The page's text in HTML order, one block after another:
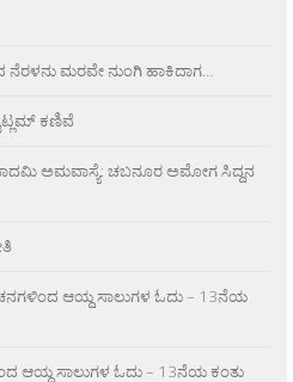
ಮರವೇ ನುಂಗಿ ಹಾಕಿದಾಗ…
ಕಣಿವೆ
ಅಮವಾಸ್ಯೆ: ಚಬನೂರ ಅಮೋಗ ಸಿದ್ದನ
ಆಯ್ದ ಸಾಲುಗಳ ಓದು – 13ನೆಯ
ಆಯ್ದ ಸಾಲುಗಳ ಓದು – 13ನೆಯ ಕಂತು